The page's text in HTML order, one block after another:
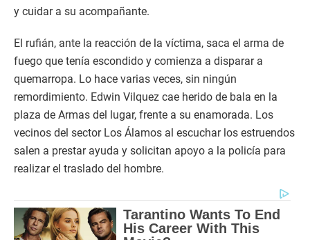
y cuidar a su acompañante.
El rufián, ante la reacción de la víctima, saca el arma de
fuego que tenía escondido y comienza a disparar a
quemarropa. Lo hace varias veces, sin ningún
remordimiento. Edwin Vilquez cae herido de bala en la
plaza de Armas del lugar, frente a su enamorada. Los
vecinos del sector Los Álamos al escuchar los estruendos
salen a prestar ayuda y solicitan apoyo a la policía para
realizar el traslado del hombre.